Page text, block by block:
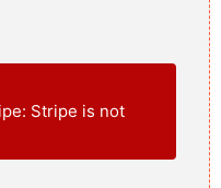
Stripe is not